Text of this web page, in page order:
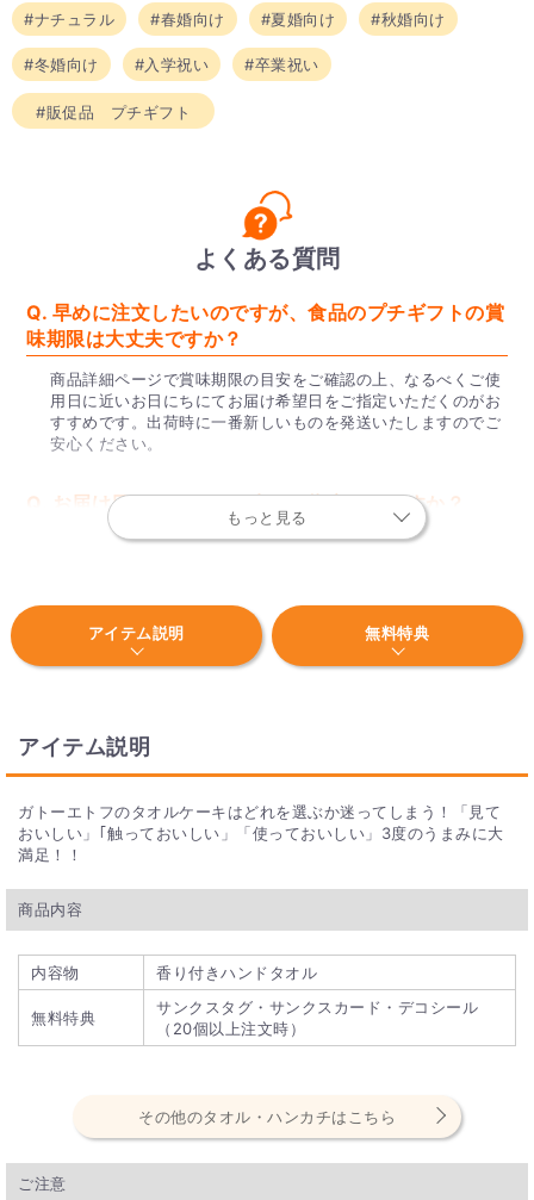
#ナチュラル #春婚向け #夏婚向け #秋婚向け
#冬婚向け #入学祝い #卒業祝い
#販促品 プチギフト
よくある質問
Q. 早めに注文したいのですが、食品のプチギフトの賞
味期限は大丈夫ですか？
商品詳細ページで賞味期限の目安をご確認の上、なるべくご使
用日に近いお日にちにてお届け希望日をご指定いただくのがお
すすめです。出荷時に一番新しいものを発送いたしますのでご
安心ください。
Q. お届け日はどのくらい先まで指定できますか？
お届け希望日はカート内にて2ヶ月先までご指定いただけま
Q. プチギフトを結婚式で利用する場合、いつまでに注
文すればいいですか？
ってお届け日が変わります。詳しくは商品詳細ページにてご確
認ください。
Q. 何個から購入可能ですか？
特に記載のない限り、1個からご購入いただけます。お気軽に
Q. 大口注文はできますか？
300個から大口注文が可能です。専用のお問い合わせページ
らお申込みいただけます。
組み立てやリボンなどが結ばれた完成品の状態で発送いたしま
一部のセット商品の台座や箱については組み立てが必要です。
もっと見る
アイテム説明 無料特典
アイテム説明
ガトーエトフのタオルケーキはどれを選ぶか迷ってしまう！「見て
おいしい」｢触っておいしい」「使っておいしい」3度のうまみに大
満足！！
商品内容
内容物 香り付きハンドタオル
無料特典
サンクスタグ・サンクスカード・デコシール
（20個以上注文時）
その他のタオル・ハンカチはこちら
ご注意